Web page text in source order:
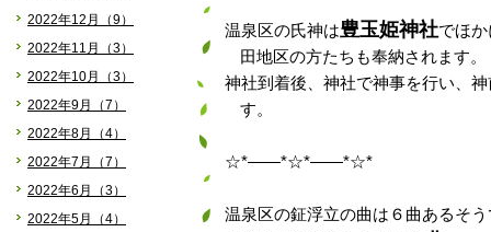
2022年12月（9）
2022年11月（3）
2022年10月（3）
2022年9月（7）
2022年8月（4）
2022年7月（7）
2022年6月（3）
2022年5月（4）
温泉区の氏神は豊玉姫神社でほ
田地区の方たちも奉納されます。
神社到着後、神社で神事を行い、
す。
☆*――*☆*――*☆*
温泉区の鉦浮立の曲は６曲あるそ